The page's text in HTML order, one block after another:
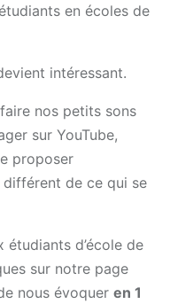
en écoles de
intéressant.
nos petits sons
sur YouTube,
proposer
différent de ce qui se
d’école de
sur notre page
nous évoquer en 1